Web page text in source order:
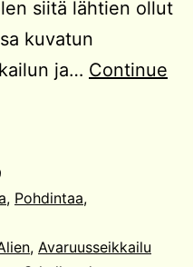
siitä lähtien ollut
kuvatun
ja… Continue
, Pohdintaa,
, Avaruusseikkailu